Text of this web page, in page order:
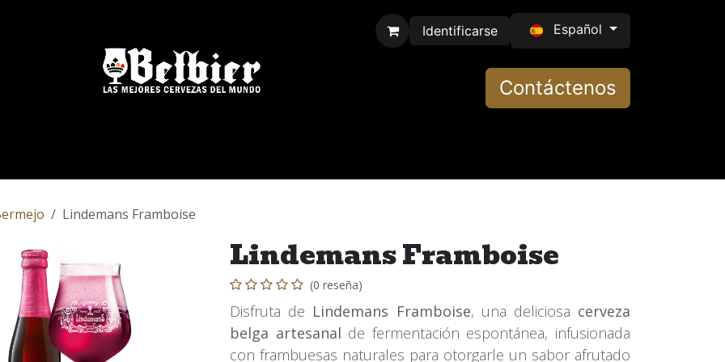
Identificarse
Español
Contáctenos
Lindemans Framboise
Lindemans Framboise
(0 reseña)
Disfruta de Lindemans Framboise, una deliciosa cerveza
belga artesanal de fermentación espontánea, infusionada
con frambuesas naturales para otorgarle un sabor afrutado